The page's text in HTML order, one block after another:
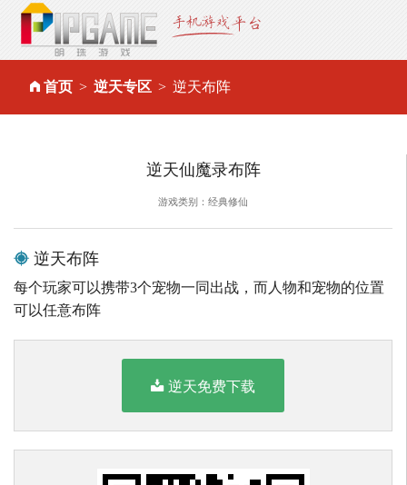
首页 逆天专区 逆天布阵
逆天仙魔录布阵
游戏类别：经典修仙
逆天布阵
每个玩家可以携带3个宠物一同出战，而人物和宠物的位置
可以任意布阵
逆天免费下载